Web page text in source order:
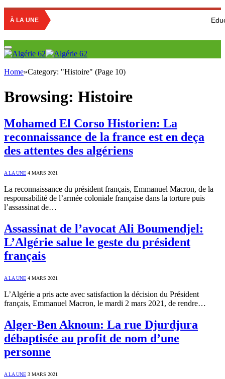
À LA UNE Education nationale
Home»Category: "Histoire" (Page 10)
Browsing: Histoire
Mohamed El Corso Historien: La
reconnaissance de la france est en deça
des attentes des algériens
A LA UNE 4 MARS 2021
La reconnaissance du président français, Emmanuel Macron, de la
responsabilité de l’armée coloniale française dans la torture puis
l’assassinat de…
Assassinat de l’avocat Ali Boumendjel:
L’Algérie salue le geste du président
français
A LA UNE 4 MARS 2021
L’Algérie a pris acte avec satisfaction la décision du Président
français, Emmanuel Macron, le mardi 2 mars 2021, de rendre…
Alger-Ben Aknoun: La rue Djurdjura
débaptisée au profit de nom d’une
personne
A LA UNE 3 MARS 2021